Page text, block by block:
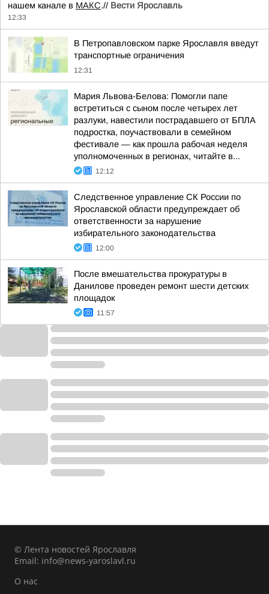
нашем канале в МАКС.// Вести Ярославль
12:33
В Петропавловском парке Ярославля введут
транспортные ограничения
12:31
Мария Львова-Белова: Помогли папе
встретиться с сыном после четырех лет
разлуки, навестили пострадавшего от БПЛА
подростка, поучаствовали в семейном
фестивале — как прошла рабочая неделя
уполномоченных в регионах, читайте в...
12:12
Следственное управление СК России по
Ярославской области предупреждает об
ответственности за нарушение
избирательного законодательства
12:00
После вмешательства прокуратуры в
Данилове проведен ремонт шести детских
площадок
11:57
© Лента новостей Ярославля
Email: info@news-yaroslavl.ru
О нас